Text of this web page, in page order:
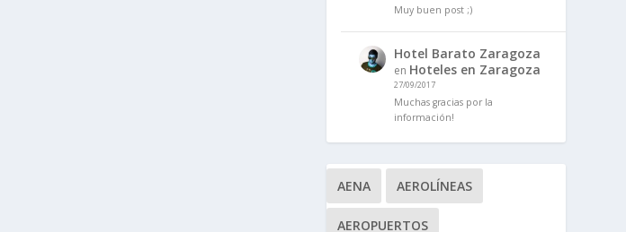
Muy buen post ;)
Hotel Barato Zaragoza
en Hoteles en Zaragoza
27/09/2017
Muchas gracias por la
información!
AENA AEROLÍNEAS
AEROPUERTOS